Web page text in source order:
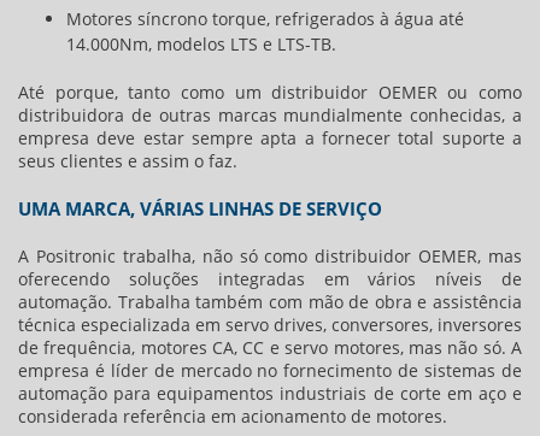
Motores síncrono torque, refrigerados à água até
14.000Nm, modelos LTS e LTS-TB.
Até porque, tanto como umdistribuidor OEMER ou como
distribuidora de outras marcas mundialmente conhecidas, a
empresa deve estar sempre apta a fornecer total suporte a
seus clientes e assim o faz.
UMA MARCA, VÁRIAS LINHAS DE SERVIÇO
A Positronic trabalha, não só comodistribuidor OEMER, mas
oferecendo soluções integradas em vários níveis de
automação. Trabalha também com mão de obra e assistência
técnica especializada em servo drives, conversores, inversores
de frequência, motores CA, CC e servo motores, mas não só. A
empresa é líder de mercado no fornecimento de sistemas de
automação para equipamentos industriais de corte em aço e
considerada referência em acionamento de motores.